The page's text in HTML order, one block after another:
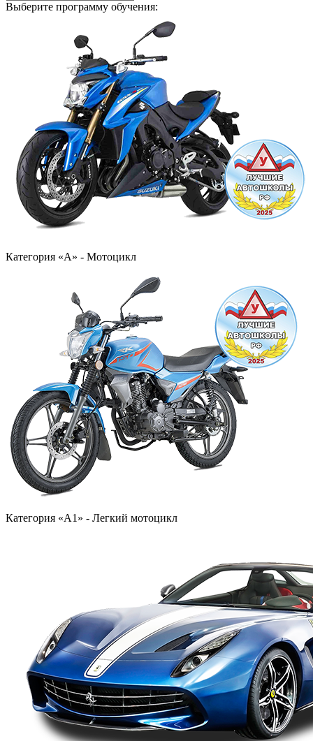
Выберите программу обучения:
Категория «А» - Мотоцикл
Категория «A1» - Легкий мотоцикл